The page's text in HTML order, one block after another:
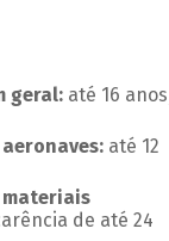
geral:até 16
até 12
materiais
de até 24